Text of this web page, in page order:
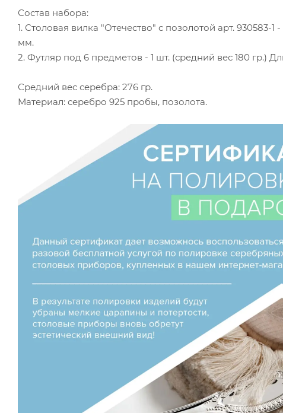
Состав набора:
1. Столовая вилка "Отечество" с позолотой арт. 930583-
мм.
2. Футляр под 6 предметов - 1 шт. (средний вес 180
Средний вес серебра: 276 гр.
Материал: серебро 925 пробы, позолота.